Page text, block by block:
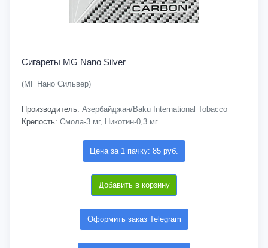
Сигареты MG Nano Silver
(МГ Нано Сильвер)
Производитель: Азербайджан/Baku International Tobacco
Крепость: Смола-3 мг, Никотин-0,3 мг
Цена за 1 пачку: 85 руб.
Добавить в корзину
Оформить заказ Telegram